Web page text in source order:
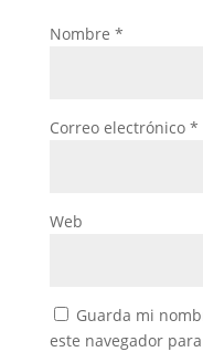
Nombre *
Correo electrónico *
Web
Guarda mi
este navegador